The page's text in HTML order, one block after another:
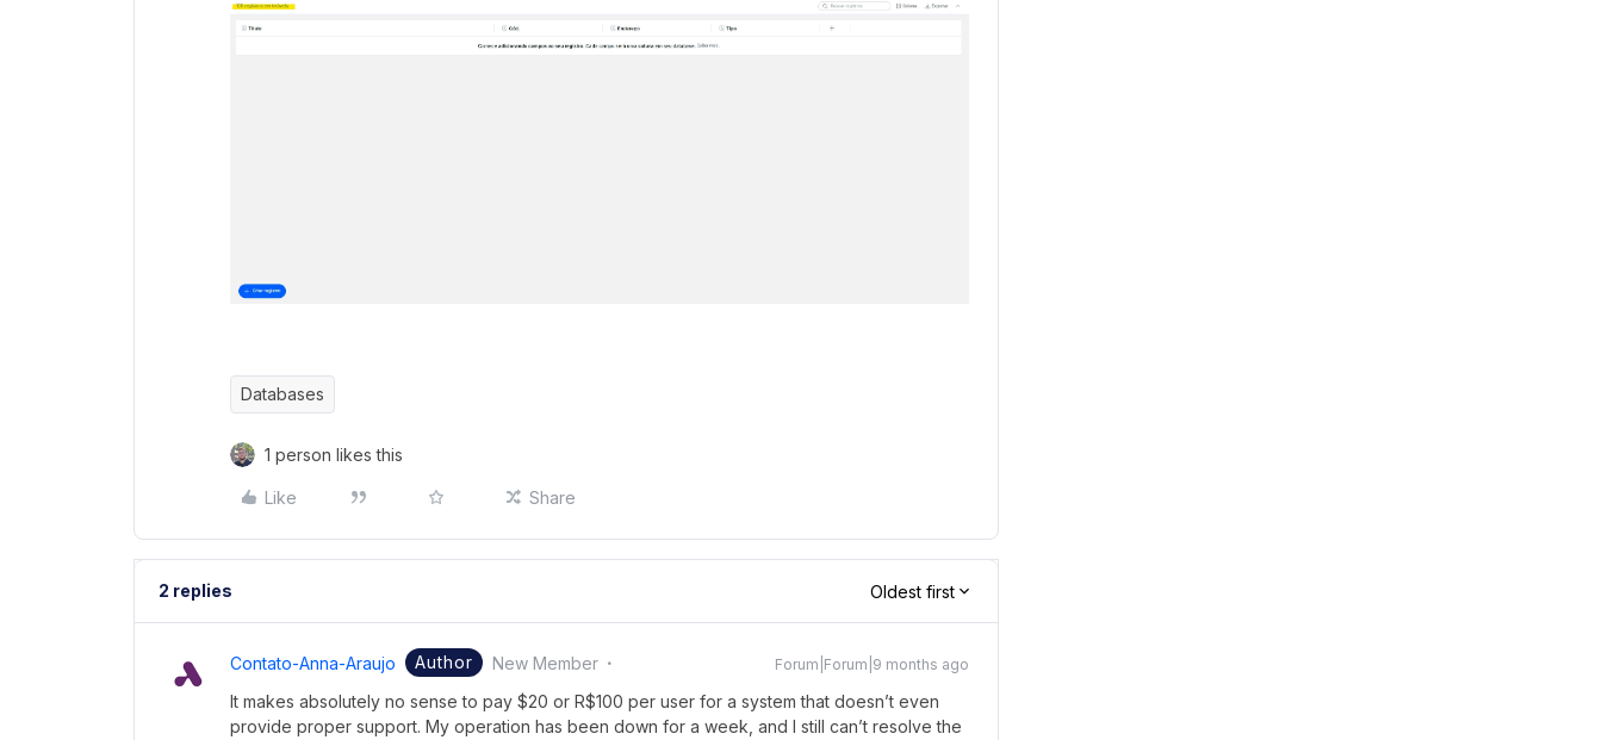
Databases
1 person likes this
Like Share
2 replies Oldest first
Contato-Anna-Araujo Author New Member Forum|Forum|9 months ago
It makes absolutely no sense to pay $20 or R$100 per user for a system that doesn’t even
provide proper support. My operation has been down for a week, and I still can’t resolve the